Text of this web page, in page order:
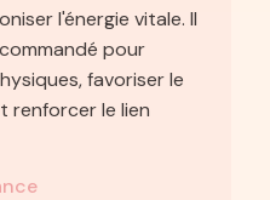
l'énergie vitale. Il
pour
favoriser le
renforcer le lien